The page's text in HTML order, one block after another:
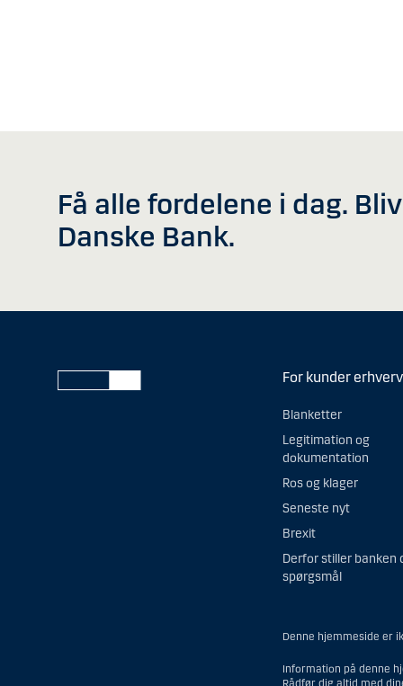
Få alle fordelene i dag.
Danske Bank.
For kunder erhverv
Blanketter
Legitimation og
dokumentation
Ros og klager
Seneste nyt
Brexit
Derfor stiller banken
spørgsmål
Denne hjemmeside er
Information på denne